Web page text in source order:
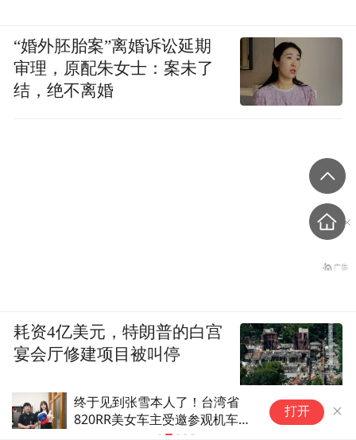
终于见到张雪本人了！台湾省
820RR美女车主受邀参观机车工
打开
“婚外胚胎案”离婚诉讼延期
审理，原配朱女士：案未了
结，绝不离婚
耗资4亿美元，特朗普的白宫
宴会厅修建项目被叫停